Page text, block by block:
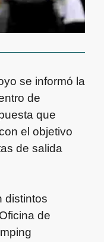
se informó la
de
que
el objetivo
de salida
distintos
de